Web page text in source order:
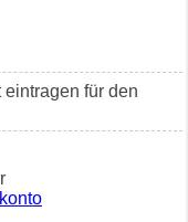
für den